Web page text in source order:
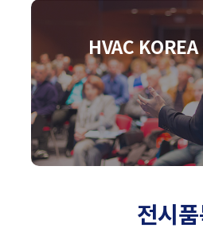
HVAC
전시